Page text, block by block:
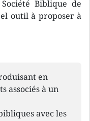
Biblique de
outil à proposer à
en
associés à un
avec les